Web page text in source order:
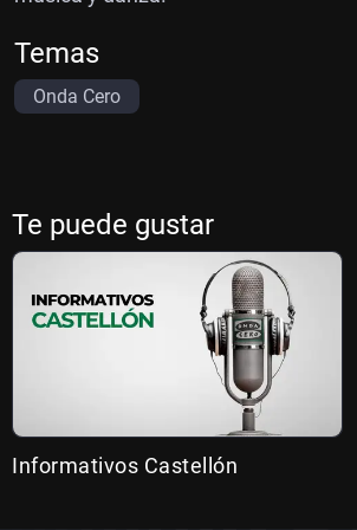
Temas
Onda Cero
Te puede gustar
Informativos Castellón